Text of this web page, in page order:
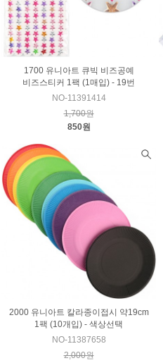
1700 유니아트 큐빅 비즈공예
비즈스티커 1팩 (1매입) - 19번
NO-11391414
1,700원
850원
2000 유니아트 칼라종이접시 약19cm
1팩 (10개입) - 색상선택
NO-11387658
2,000원